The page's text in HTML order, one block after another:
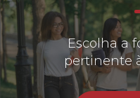
Escolha a
pertinente